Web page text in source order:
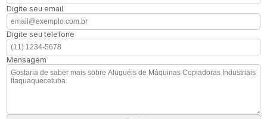
Digite seu email
Digite seu telefone
Mensagem